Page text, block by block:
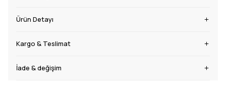
Ürün Detayı
Kargo & Teslimat
İade & değişim